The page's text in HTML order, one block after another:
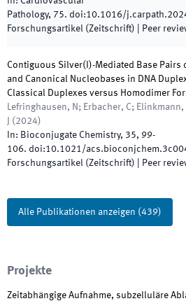
Pathology, 75. doi:10.1016/
Forschungsartikel (Zeitschrift) | Peer
Contiguous Silver(I)-Mediated Base
and Canonical Nucleobases in DNA
Classical Duplexes versus Homodimer
Lefringhausen, N; Erbacher, C;
( 2024)
In: Bioconjugate Chemistry, 35, 99-
106. doi:10.1021/
Forschungsartikel (Zeitschrift) | Peer
Alle Publikationen anzeigen (439)
Projekte
Zeitabhängige Aufnahme, subzelluläre